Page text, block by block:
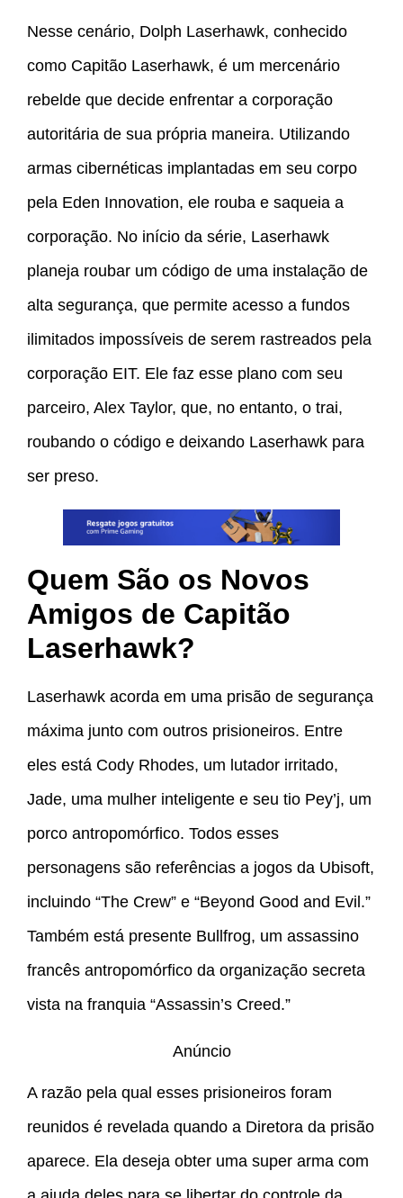
Nesse cenário, Dolph Laserhawk, conhecido
como Capitão Laserhawk, é um mercenário
rebelde que decide enfrentar a corporação
autoritária de sua própria maneira. Utilizando
armas cibernéticas implantadas em seu corpo
pela Eden Innovation, ele rouba e saqueia a
corporação. No início da série, Laserhawk
planeja roubar um código de uma instalação de
alta segurança, que permite acesso a fundos
ilimitados impossíveis de serem rastreados pela
corporação EIT. Ele faz esse plano com seu
parceiro, Alex Taylor, que, no entanto, o trai,
roubando o código e deixando Laserhawk para
ser preso.
Quem São os Novos
Amigos de Capitão
Laserhawk?
Laserhawk acorda em uma prisão de segurança
máxima junto com outros prisioneiros. Entre
eles está Cody Rhodes, um lutador irritado,
Jade, uma mulher inteligente e seu tio Pey’j, um
porco antropomórfico. Todos esses
personagens são referências a jogos da Ubisoft,
incluindo “The Crew” e “Beyond Good and Evil.”
Também está presente Bullfrog, um assassino
francês antropomórfico da organização secreta
vista na franquia “Assassin’s Creed.”
Anúncio
A razão pela qual esses prisioneiros foram
reunidos é revelada quando a Diretora da prisão
aparece. Ela deseja obter uma super arma com